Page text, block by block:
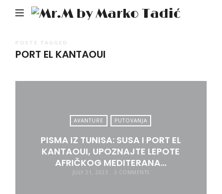
Mr.M
POSTS TAGGED
PORT EL KANTAOUI
AVANTURE PUTOVANJA
PISMA IZ TUNISA: SUSA I PORT EL
KANTAOUI, UPOZNAJTE LEPOTE
AFRIČKOG MEDITERANA…
JULY 21, 2023 3 COMMENTS